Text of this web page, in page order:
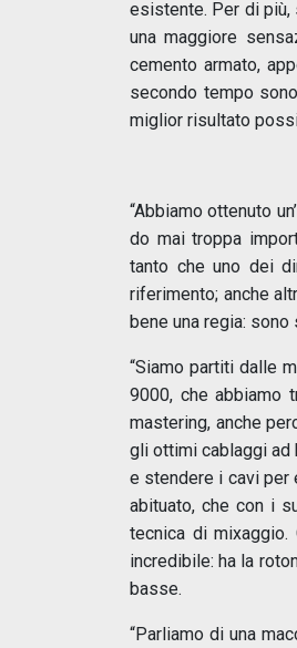
esistente. Per di più,
una maggiore
cemento armato,
secondo tempo
miglior risultato
“Abbiamo ottenuto
do mai troppa
tanto che uno dei
riferimento; anche
bene una regia:
“Siamo partiti dalle
9000, che abbiamo
mastering, anche
gli ottimi cablaggi ad
e stendere i cavi per
abituato, che con i
tecnica di
incredibile: ha la
basse.
“Parliamo di una